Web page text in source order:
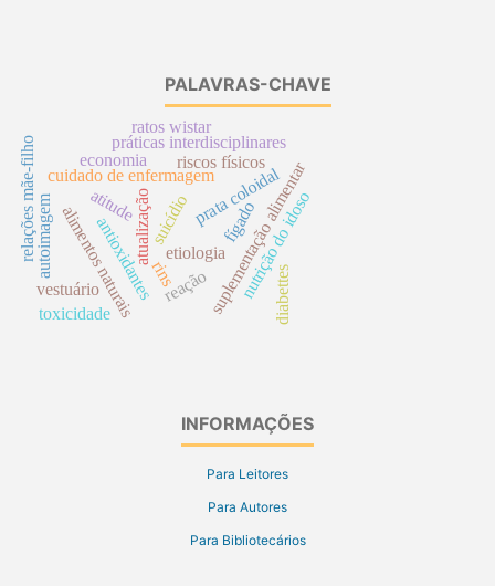
PALAVRAS-CHAVE
cuidado de enfermagemprata coloidal
etiologia
atualização
antioxidantes suplementação alimentar
alimentos naturais nutrição do idoso
relações mãe-filho riscos físicos
autoimagem rins
suicídio
vestuário
práticas interdisciplinares
economia
fígado
reação diabettes
toxicidade
ratos wistar
atitude
INFORMAÇÕES
Para Leitores
Para Autores
Para Bibliotecários